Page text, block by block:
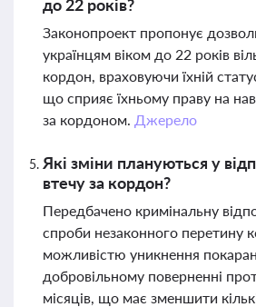
до 22 років?
Законопроект пропонує
українцям віком до 22 років
кордон, враховуючи їхній
що сприяє їхньому праву на
за кордоном. Джерело
Які зміни плануються у
втечу за кордон?
Передбачено кримінальну
спроби незаконного перетину
можливістю уникнення
добровільному поверненні
місяців, що має зменшити